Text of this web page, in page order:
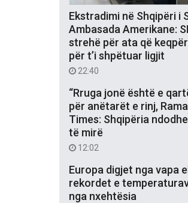
Ekstradimi në Shqipëri i
Ambasada Amerikane:
strehë për ata që
për t’i shpëtuar ligjit
22:40
“Rruga jonë është e
për anëtarët e rinj,
Times: Shqipëria
të mirë
12:02
Europa digjet nga vapa
rekordet e
nga nxehtësia